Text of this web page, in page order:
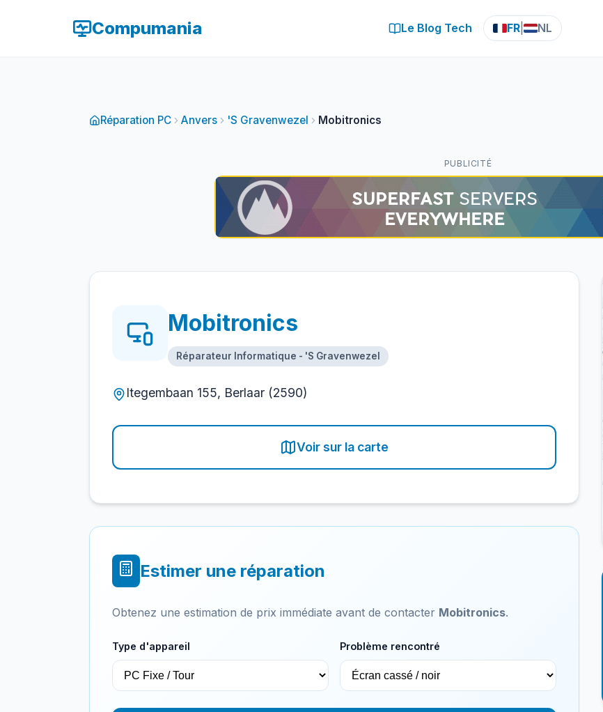
Compumania Le Blog Tech FR NL
Réparation PC Anvers 'S Gravenwezel Mobitronics
PUBLICITÉ
Mobitronics
Réparateur Informatique - 'S Gravenwezel
Itegembaan 155, Berlaar (2590)
Voir sur la carte
Estimer une réparation
Obtenez une estimation de prix immédiate avant de contacter Mobitronics.
Type d'appareil Problème rencontré